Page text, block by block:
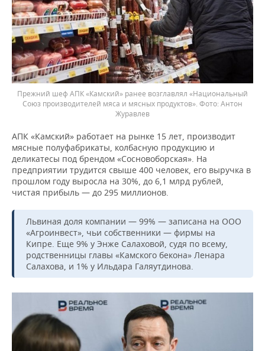
Прежний шеф АПК «Камский» ранее возглавлял «Национальный
Союз производителей мяса и мясных продуктов».
Антон
Журавлев
АПК «Камский» работает на рынке 15 лет, производит
мясные полуфабрикаты, колбасную продукцию и
деликатесы под брендом «Сосновоборская». На
предприятии трудится свыше 400 человек, его выручка в
прошлом году выросла на 30%, до 6,1 млрд рублей,
чистая прибыль — до 295 миллионов.
Львиная доля компании — 99% — записана на ООО
«Агроинвест», чьи собственники — фирмы на
Кипре. Еще 9% у Энже Салаховой, судя по всему,
родственницы главы «Камского бекона» Ленара
Салахова, и 1% у Ильдара Галяутдинова.